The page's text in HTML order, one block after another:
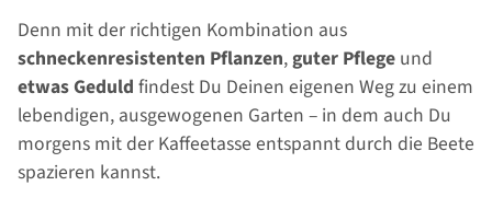
Denn mit der richtigen Kombination aus
schneckenresistenten Pflanzen,guter Pflege und
etwas Geduld findest Du Deinen eigenen Weg zu einem
lebendigen, ausgewogenen Garten – in dem auch Du
morgens mit der Kaffeetasse entspannt durch die Beete
spazieren kannst.